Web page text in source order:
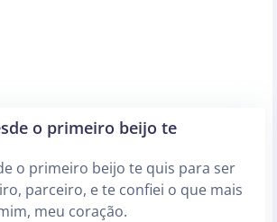
o primeiro beijo te
o primeiro beijo te quis para ser
parceiro, e te confiei o que mais
meu coração.